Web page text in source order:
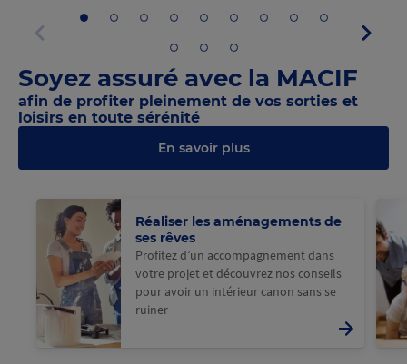
précédent
Aller
Aller
Aller
panneau
Aller
panneau
4
Aller
panneau
Aller
panneau
Aller
Aller
Aller
Aller
au
panneau
10
Aller
panneau
11
Aller
panneau
12
Soyez assuré avec la MACIF
afin de profiter pleinement de vos sorties et
loisirs en toute sérénité
En savoir plus
Réaliser les aménagements de
ses rêves
Profitez d’un accompagnement dans
votre projet et découvrez nos conseils
pour avoir un intérieur canon sans se
ruiner